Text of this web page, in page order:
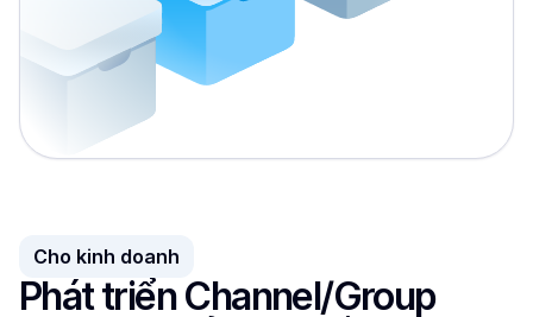
Cho kinh doanh
Phát triển Channel/Group